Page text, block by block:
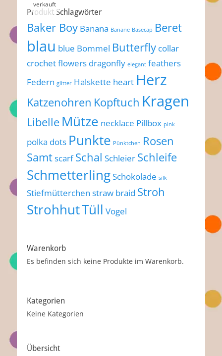
Produkt Schlagwörter
Baker Boy Banana Banane Basecap Beret
blau blue Bommel Butterfly collar
crochet flowers dragonfly elegant feathers
Federn glitter Halskette heart Herz
Katzenohren Kopftuch Kragen
Libelle Mütze necklace Pillbox pink
polka dots Punkte Pünktchen Rosen
Samtscarf Schal Schleier Schleife
SchmetterlingSchokolade silk
Stiefmütterchen straw braid Stroh
StrohhutTüll Vogel
Warenkorb
Es befinden sich keine Produkte im Warenkorb.
Kategorien
Keine Kategorien
Übersicht